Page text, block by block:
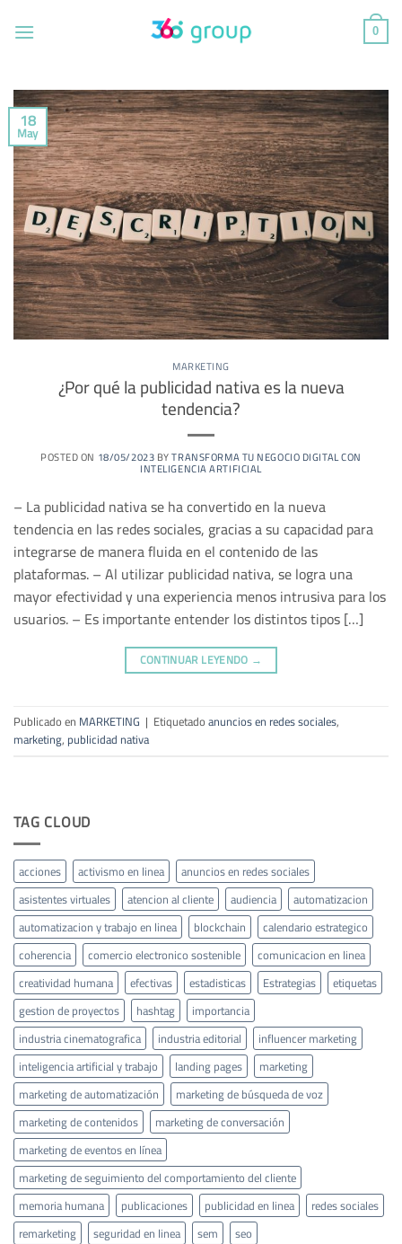
0
18
May
MARKETING
¿Por qué la publicidad nativa es la nueva
tendencia?
POSTED ON 18/05/2023BYTRANSFORMA TU NEGOCIO DIGITAL CON
INTELIGENCIA ARTIFICIAL
– La publicidad nativa se ha convertido en la nueva
tendencia en las redes sociales, gracias a su capacidad para
integrarse de manera fluida en el contenido de las
plataformas. – Al utilizar publicidad nativa, se logra una
mayor efectividad y una experiencia menos intrusiva para los
usuarios. – Es importante entender los distintos tipos […]
CONTINUAR LEYENDO →
Publicado en MARKETING | Etiquetadoanuncios en redes sociales,
marketing, publicidad nativa
TAG CLOUD
acciones activismo en linea
anuncios en redes sociales
asistentes virtuales
atencion al cliente audiencia
automatizacion
automatizacion y trabajo en linea
blockchain
calendario estrategico
coherencia
comercio electronico sostenible
comunicacion en linea
creatividad humana
efectivas estadisticas Estrategias
etiquetas
gestion de proyectos
hashtag
importancia
industria cinematografica
industria editorial
influencer marketing
inteligencia artificial y trabajo
landing pages
marketing
marketing de automatización
marketing de búsqueda de voz
marketing de contenidos
marketing de conversación
marketing de eventos en línea
marketing de seguimiento del comportamiento del cliente
memoria humana
publicaciones publicidad en linea
redes sociales
remarketing
seguridad en linea sem
seo